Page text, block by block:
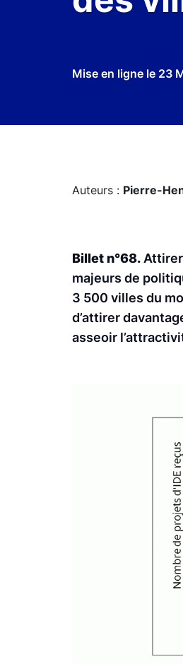
Mise en ligne le 23
Auteurs : Pierre-
Billet n°68.
majeurs de
3 500 villes du
d’attirer
asseoir